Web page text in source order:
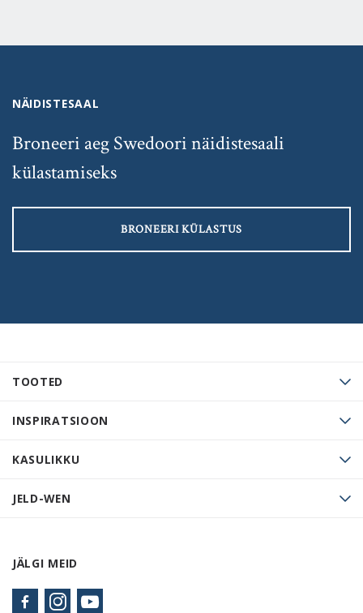
TOOTED
INSPIRATSIOON
KASULIKKU
JELD-WEN
JÄLGI MEID
NÄIDISTESAAL
Broneeri aeg Swedoori näidistesaali
külastamiseks
BRONEERI KÜLASTUS